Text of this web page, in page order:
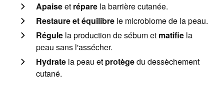
Apaiseet répare la barrière cutanée.
Restaure et équilibre le microbiome de la peau.
Régule la production de sébum et matifie la
peau sans l'assécher.
Hydrate la peau et protègedu dessèchement
cutané.